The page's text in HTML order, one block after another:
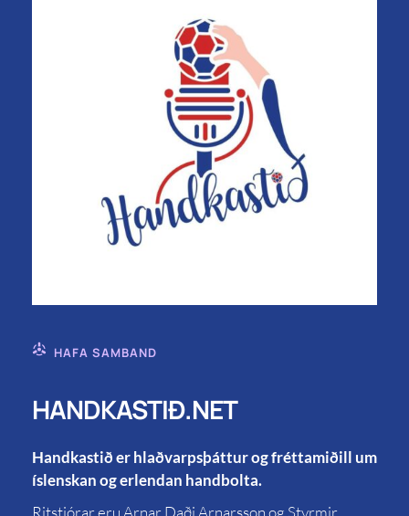
HAFA SAMBAND
HANDKASTIÐ.NET
Handkastið er hlaðvarpsþáttur og fréttamiðill um
íslenskan og erlendan handbolta.
Ritstjórar eru Arnar Daði Arnarsson og Styrmir